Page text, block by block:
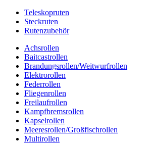
Teleskopruten
Steckruten
Rutenzubehör
Achsrollen
Baitcastrollen
Brandungsrollen/Weitwurfrollen
Elektrorollen
Federrollen
Fliegenrollen
Freilaufrollen
Kampfbremsrollen
Kapselrollen
Meeresrollen/Großfischrollen
Multirollen